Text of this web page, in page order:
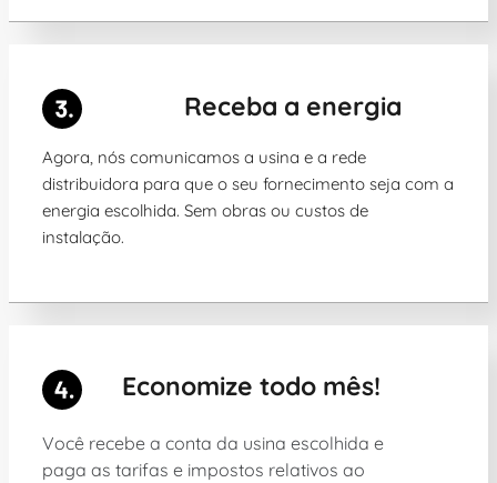
Receba a energia
Agora, nós comunicamos a usina e a rede
distribuidora para que o seu fornecimento seja com a
energia escolhida. Sem obras ou custos de
instalação.
Economize todo mês!
Você recebe a conta da usina escolhida e
paga as tarifas e impostos relativos ao